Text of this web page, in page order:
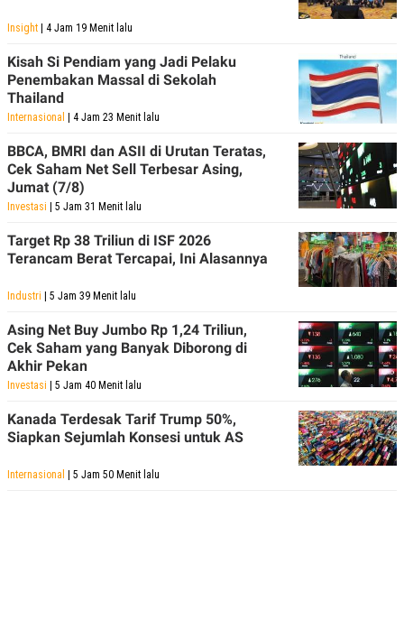
Insight | 4 Jam 19 Menit lalu
Kisah Si Pendiam yang Jadi Pelaku
Penembakan Massal di Sekolah
Thailand
Internasional | 4 Jam 23 Menit lalu
BBCA, BMRI dan ASII di Urutan Teratas,
Cek Saham Net Sell Terbesar Asing,
Jumat (7/8)
Investasi | 5 Jam 31 Menit lalu
Target Rp 38 Triliun di ISF 2026
Terancam Berat Tercapai, Ini Alasannya
Industri | 5 Jam 39 Menit lalu
Asing Net Buy Jumbo Rp 1,24 Triliun,
Cek Saham yang Banyak Diborong di
Akhir Pekan
Investasi | 5 Jam 40 Menit lalu
Kanada Terdesak Tarif Trump 50%,
Siapkan Sejumlah Konsesi untuk AS
Internasional | 5 Jam 50 Menit lalu